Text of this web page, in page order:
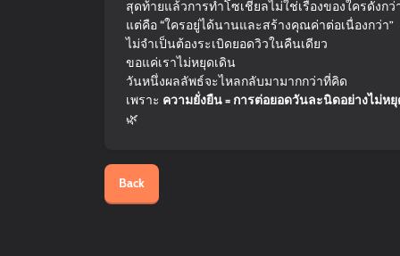
สุดท้ายแล้วการทำโซเชียลไม่ใช่เรื่องของใครดังกว่
แต่คือ “ใครอยู่ได้นานและสร้างคุณค่าต่อเนื่องกว่า”
ไม่จำเป็นต้องระเบิดยอดวิวในคืนเดียว
ขอแค่เราไม่หยุดเดิน
วันหนึ่งผลลัพธ์จะไหลกลับมามากกว่าที่คิด
เพราะ ความยั่งยืน = การต่อยอดวันละนิดอย่างไม่ห
🌿
Back